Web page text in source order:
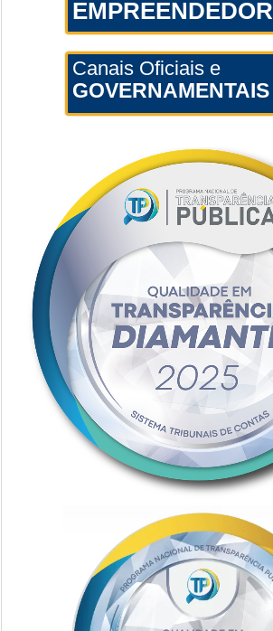
EMPREENDEDOR
Canais Oficiais e
GOVERNAMENTAIS